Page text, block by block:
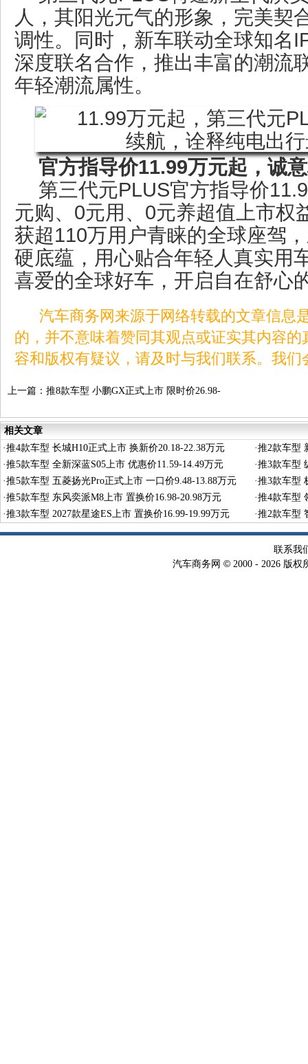
人，其阳光元气的形象，完美契
调性。同时，新车联动全球知名
深度联名合作，推出丰富的潮流
年轻潮流属性。
官方指导价11.99万元起，诚
第三代元PLUS官方指导价
元购、0元用、0元养超值上市权
获超110万用户青睐的全球座驾
硬底蕴，用心贴合年轻人真实用
喜爱的全球好车，开启自在舒心
汽车商务网来源于网络转载的文章信息
的，并不意味着赞同其观点或证实其内容
容和版权有疑议，请及时与我们联系。我
上一篇： 推8款车型 小鹏GX正式上市 限时价26.98-
相关文章
·推4款车型 长城H10正式上市 换新价20.18-22.38万元 ·推2款车型
·推5款车型 全新深蓝S05上市 优惠价11.59-14.49万元 ·推3款车型
·推5款车型 五菱扬光Pro正式上市 一口价9.48-13.88万元 ·推3款车型
·推5款车型 东风奕派M8上市 置换价16.98-20.98万元 ·推4款车型
·推3款车型 2027款星途ES上市 置换价16.99-19.99万元 ·推2款车型
联系我
汽车商务网 © 2000 - 2026 版权